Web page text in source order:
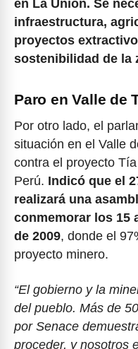
en La Unión. Se
infraestructura,
proyectos
sostenibilidad de la
Paro en Valle de
Por otro lado, el
situación en el Valle
contra el proyecto
Perú. Indicó que el
realizará una
conmemorar los 15
de 2009, donde el
proyecto minero.
“El gobierno y la
del pueblo. Más de
por Senace
proceder, y nosotros